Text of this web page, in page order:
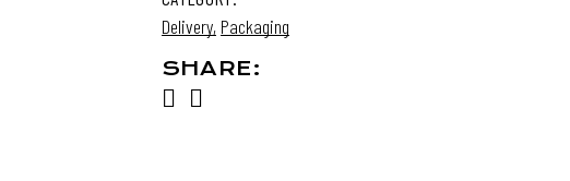
Delivery Packaging
SHARE: